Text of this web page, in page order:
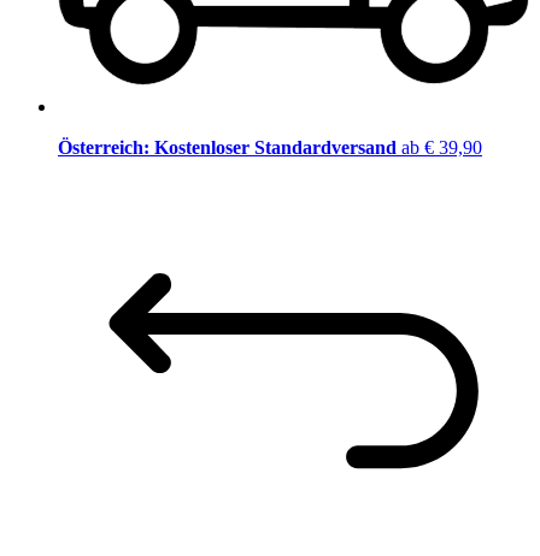
Österreich: Kostenloser Standardversand ab € 39,90